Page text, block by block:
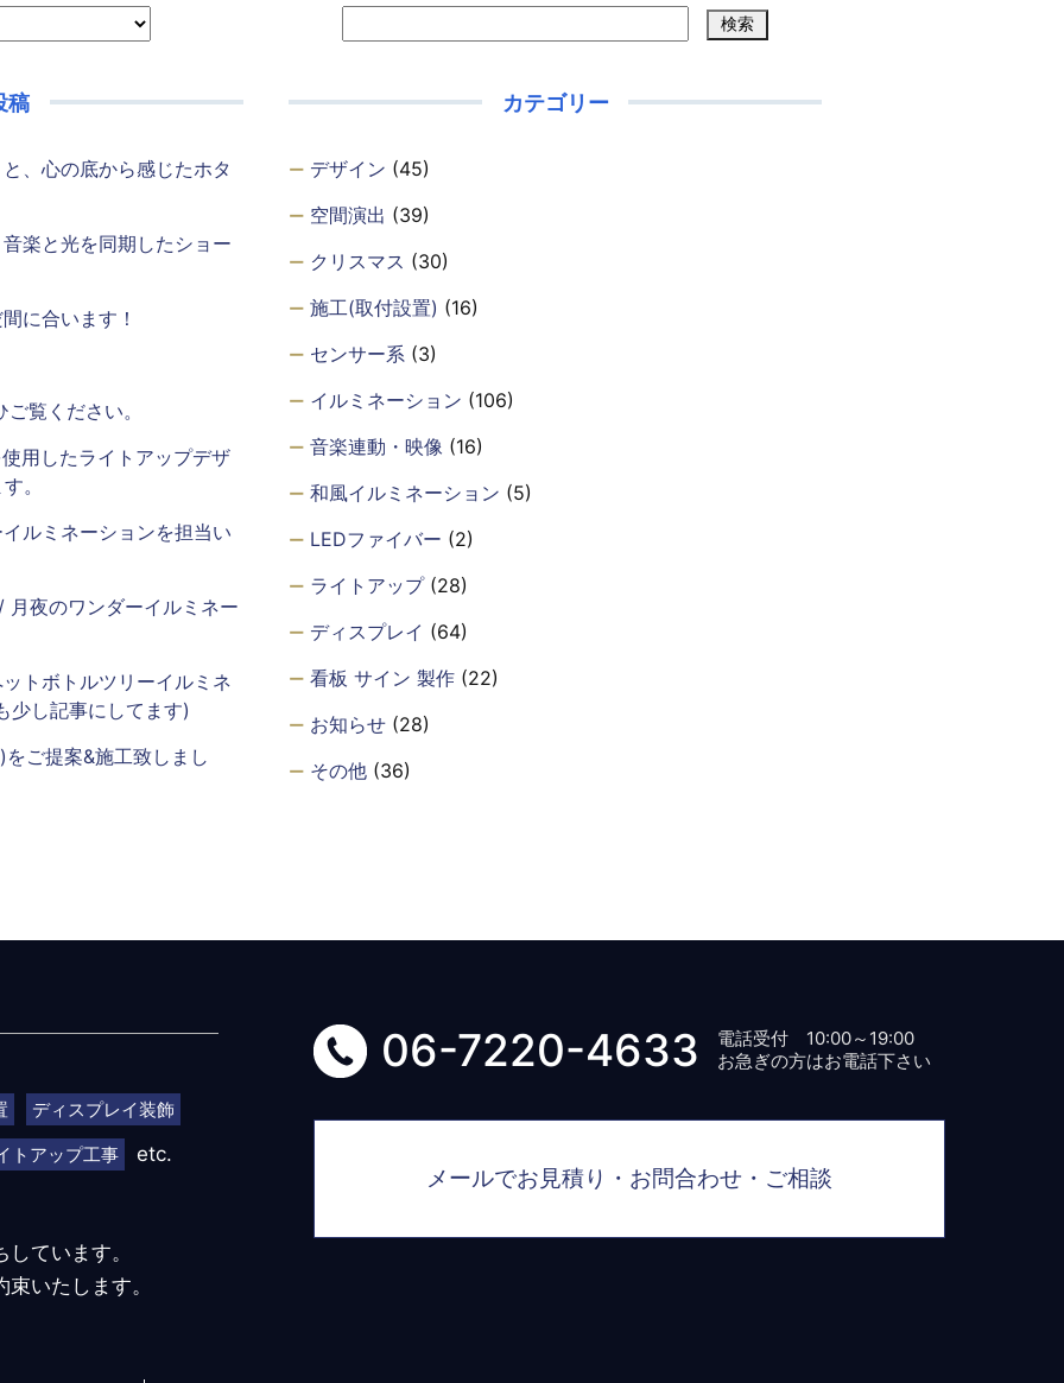
稿
、心の底から感じたホタ
楽と光を同期したショー
に合います！
覧ください。
用したライトアップデザ
。
ルミネーションを担当い
夜のワンダーイルミネー
トボトルツリーイルミネ
少し記事にしてます)
ご提案&施工致しまし
カテゴリー
デザイン (45)
空間演出 (39)
クリスマス (30)
施工(取付設置) (16)
センサー系 (3)
イルミネーション (106)
音楽連動・映像 (16)
和風イルミネーション (5)
LEDファイバー (2)
ライトアップ(28)
ディスプレイ (64)
看板 サイン 製作(22)
お知らせ(28)
その他(36)
ディスプレイ装飾
トアップ工事
etc.
ています。
いたします。
06-7220-4633
電話受付 10:00～19:00
お急ぎの方はお電話下さい
メールでお見積り・お問合わせ・ご相談